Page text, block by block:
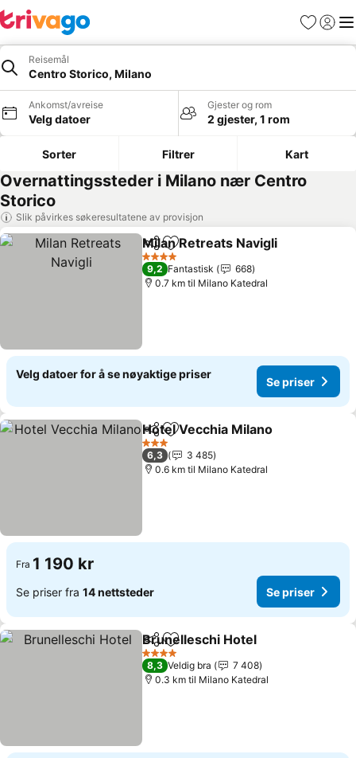
Favoritter
Logg
Reisemål
Centro Storico, Milano
Ankomst/avreise
Velg datoer
Gjester og rom
2 gjester, 1 rom
Sorter Filtrer Kart
Overnattingssteder i Milano nær Centro
Storico
Slik påvirkes søkeresultatene av provisjon
Del Legg til i favoritter
Milan Retreats Navigli
4 Stjerner
9,2 Fantastisk
668
0.7 km til Milano Katedral
Velg datoer for å se nøyaktige priser
Se priser
Del Legg til i favoritter
Hotel Vecchia Milano
3 Stjerner
6,3
3 485
0.6 km til Milano Katedral
Fra 1 190 kr
Se priser fra 14 nettsteder Se priser
Del Legg til i favoritter
Brunelleschi Hotel
4 Stjerner
8,3 Veldig bra
7 408
0.3 km til Milano Katedral